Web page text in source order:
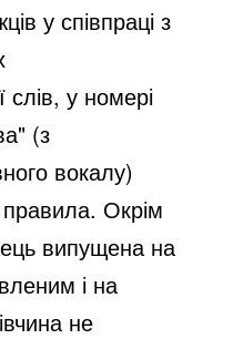
у співпраці з
слів, у номері
(з
вокалу)
Окрім
випущена на
і на
не